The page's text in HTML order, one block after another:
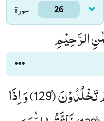
سورۃ 26
الرَّحِیْمِ
وَ تَتَّخِذُوْنَ مَصَانِعَ لَعَلَّكُمْ تَخْلُدُوْنَۚ (129) وَ اِذَا